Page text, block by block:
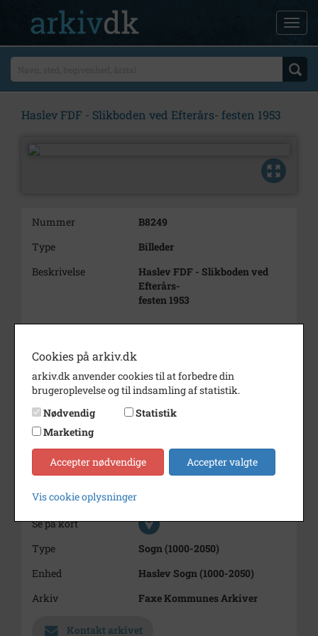
Haslev FDF - Slikboden ved Efterårs- festen 1953
Nummer
B8249
Type
Billeder
Beskrivelse
Haslev FDF - Slikboden ved
Efterårs-
festen 1953
Fra venstre:
Inger Schmidt g. Lindhardt
Betty (Beth) Mogensen, datter af
lærer Mogensen.
Årstal
Dateringsnote
1953
Fotograf
Ukendt
Størrelse
Se på kort
Type
Sogn (1000-2050)
Enhed
Haslev Sogn (1000-2050)
Arkiv
Faxe Kommunes Arkiver
Kontakt arkivet
Cookies på arkiv.dk
arkiv.dk anvender cookies til at forbedre din
brugeroplevelse og til indsamling af statistik.
Nødvendig
Statistik
Marketing
Accepter nødvendige Accepter valgte
Vis cookie oplysninger